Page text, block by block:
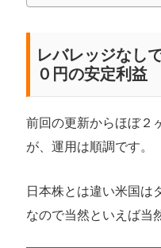
レバレッジなし
０円の安定利益
前回の更新からほぼ２
が、運用は順調です。
日本株とは違い米国は
なので当然といえば当